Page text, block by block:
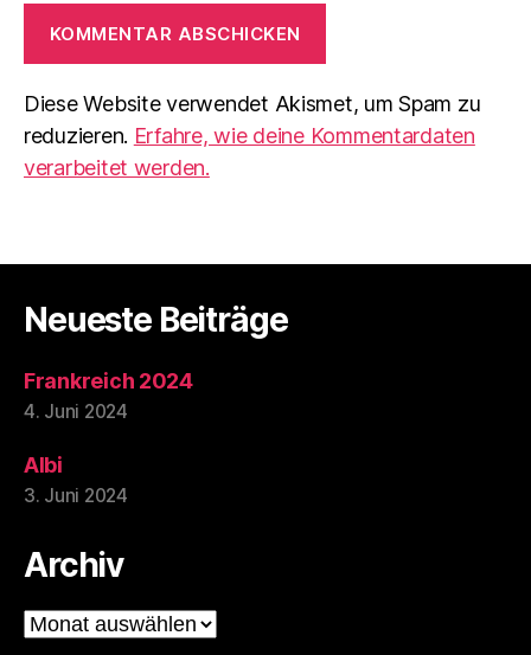
Diese Website verwendet Akismet, um Spam zu
reduzieren. Erfahre, wie deine Kommentardaten
verarbeitet werden.
Neueste Beiträge
Frankreich 2024
4. Juni 2024
Albi
3. Juni 2024
Archiv
Archiv